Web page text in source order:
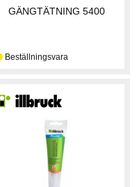
GÄNGTÄTNING 5400